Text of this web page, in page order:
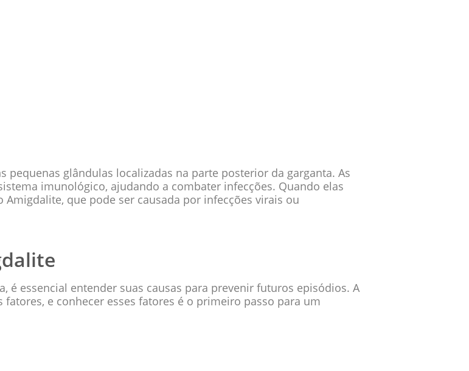
pequenas glândulas localizadas na parte posterior da garganta. As
imunológico, ajudando a combater infecções. Quando elas
que pode ser causada por infecções virais ou
é essencial entender suas causas para prevenir futuros episódios. A
e conhecer esses fatores é o primeiro passo para um